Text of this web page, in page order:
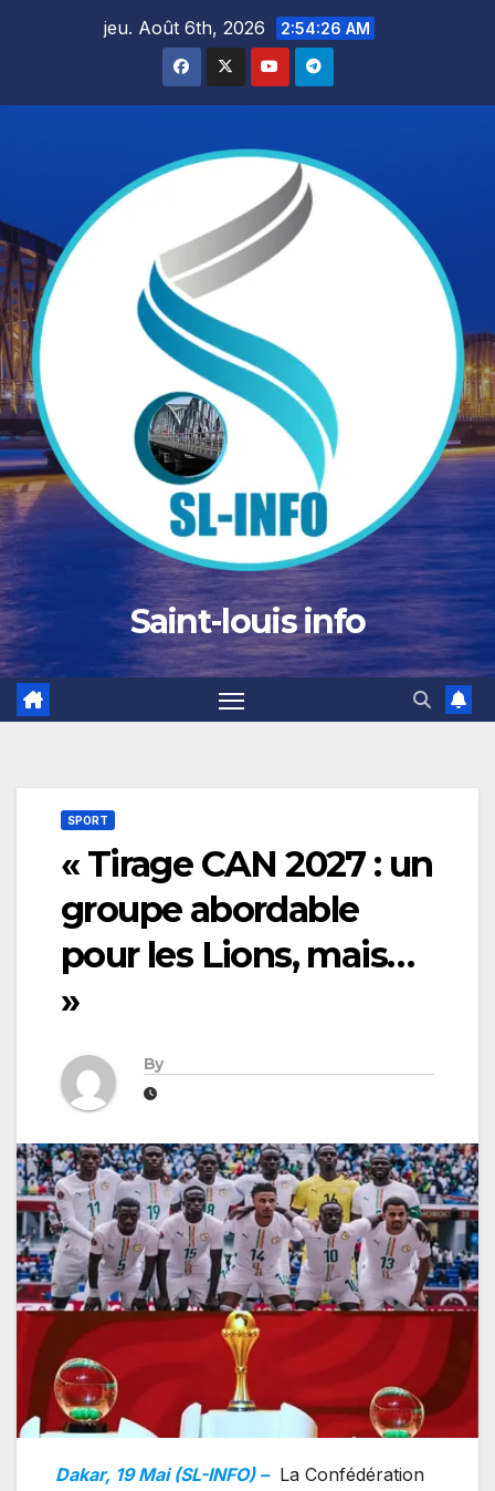
jeu. Août 6th, 2026 2:54:28 AM
Saint-louis info
SPORT
« Tirage CAN 2027 : un
groupe abordable
pour les Lions, mais…
»
By
Dakar, 19 Mai (SL-INFO) – La Confédération